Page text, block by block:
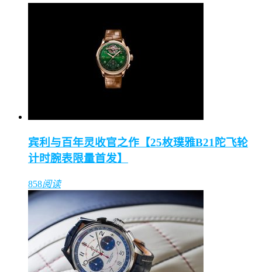
宾利与百年灵收官之作【25枚璞雅B21陀飞轮
计时腕表限量首发】
858阅读